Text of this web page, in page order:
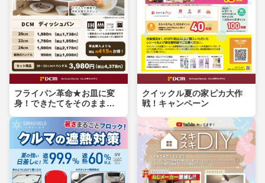
フライパン革命★お皿に変
身！できたてをそのまま食
クイックル夏の家ピカ大作
戦！キャンペーン